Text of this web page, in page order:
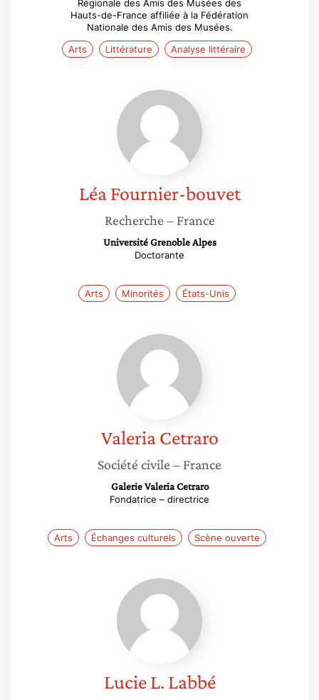
Régionale des Amis des Musées des
Hauts-de-France affiliée à la Fédération
Nationale des Amis des Musées.
Arts
Littérature Analyse littéraire
Léa
Fournier-
bouvet
Léa Fournier-bouvet
Recherche – France
Université Grenoble Alpes
Doctorante
Arts Minorités États-Unis
Valeria
Cetraro
Valeria Cetraro
Société civile – France
Galerie Valeria Cetraro
Fondatrice – directrice
Arts Échanges culturels Scène ouverte
Lucie
L.
Labbé
Lucie L. Labbé